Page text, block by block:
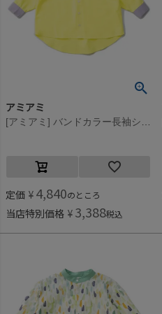
アミアミ
定価 ¥ 4,840のところ
当店特別価格 ¥ 3,388税込